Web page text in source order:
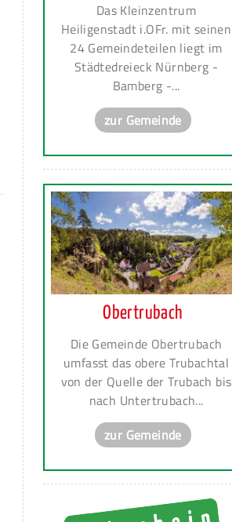
Das Kleinzentrum
Heiligenstadt i.OFr. mit seinen
24 Gemeindeteilen liegt im
Städtedreieck Nürnberg -
Bamberg -...
zur Gemeinde
Obertrubach
Die Gemeinde Obertrubach
umfasst das obere Trubachtal
von der Quelle der Trubach bis
nach Untertrubach...
zur Gemeinde